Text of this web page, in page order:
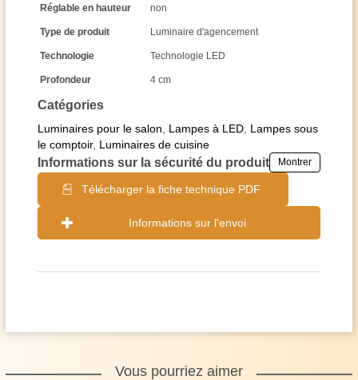
Catégories
Luminaires pour le salon Lampes à LED Lampes sous
le comptoir, Luminaires de cuisine
Informations sur la sécurité du produit Montrer
Télécharger la fiche technique PDF
Informations sur l'envoi
Réglable en hauteur non
Type de produit Luminaire d'agencement
Technologie Technologie LED
Profondeur 4 cm
Vous pourriez aimer